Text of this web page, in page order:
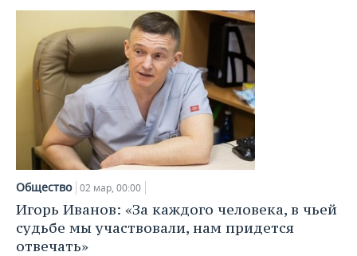
Общество 02 мар, 00:00
Игорь Иванов: «За каждого человека, в чьей
судьбе мы участвовали, нам придется
отвечать»